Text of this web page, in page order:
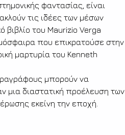
φαντασίας, είναι
τις ιδέες των μέσων
βιβλίο του Maurizio Verga
που επικρατούσε στην
μαρτυρία του Kenneth
μπορούν να
μια διαστατική προέλευση των
εκείνη την εποχή.